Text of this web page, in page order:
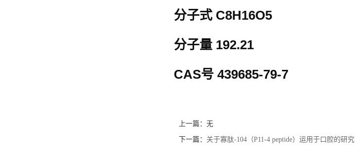
分子式 C8H16O5
分子量 192.21
CAS号 439685-79-7
上一篇：无
下一篇： 关于寡肽-104（P11-4 peptide）运用于口腔的研究